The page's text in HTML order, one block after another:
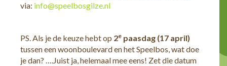
via: info@speelbosgilze.nl
PS. Als je de keuze hebt op 2e paasdag (17 april)
tussen een woonboulevard en het Speelbos, wat doe
je dan? ….Juist ja, helemaal mee eens! Zet die datum